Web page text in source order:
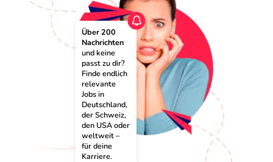
Über 200
Nachrichten
und keine
passt zu dir?
Finde endlich
relevante
Jobs in
Deutschland,
der Schweiz,
den USA oder
weltweit –
für deine
Karriere.